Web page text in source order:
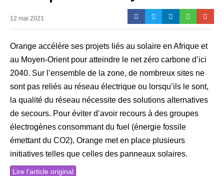
12 mai 2021
Orange accélère ses projets liés au solaire en Afrique et
au Moyen-Orient pour atteindre le net zéro carbone d’ici
2040. Sur l’ensemble de la zone, de nombreux sites ne
sont pas reliés au réseau électrique ou lorsqu’ils le sont,
la qualité du réseau nécessite des solutions alternatives
de secours. Pour éviter d’avoir recours à des groupes
électrogènes consommant du fuel (énergie fossile
émettant du CO2), Orange met en place plusieurs
initiatives telles que celles des panneaux solaires.
Lire l’article original